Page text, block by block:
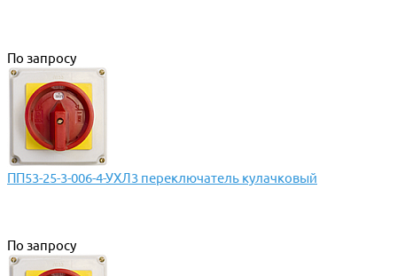
По запросу
ПП53-25-3-006-4-УХЛ3 переключатель кулачковый
По запросу